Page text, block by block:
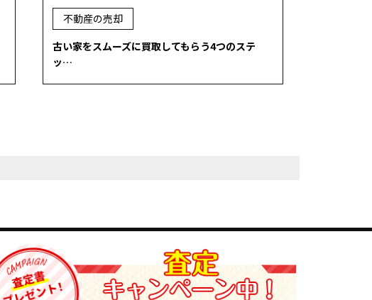
不動産の売却
古い家をスムーズに買取してもらう4つのステ
ッ…